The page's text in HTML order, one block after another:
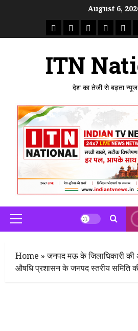
August 6,
राष्ट्रीयताजा
उत्तर
मध्य
ITN
देश का तेजी से बढ़ता
Primary
Menu
Home »जनपद मऊ के जिलाधिकारी की
औषधि प्रशासन के जनपद स्तरीय समिति